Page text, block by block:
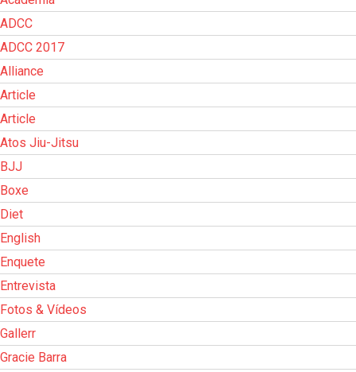
ADCC
ADCC 2017
Alliance
Article
Article
Atos Jiu-Jitsu
BJJ
Boxe
Diet
English
Enquete
Entrevista
Fotos & Vídeos
Gallerr
Gracie Barra